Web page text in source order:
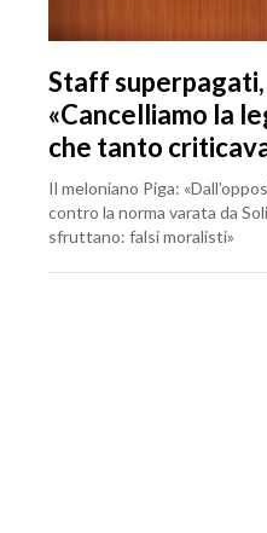
Staff
«Cancelliamo la
che tanto
Il meloniano Piga:
contro la norma varata da
sfruttano: falsi moralisti»